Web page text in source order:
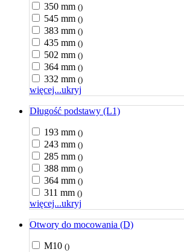
350 mm ()
545 mm ()
383 mm ()
435 mm ()
502 mm ()
364 mm ()
332 mm ()
więcej...ukryj
Długość podstawy (L1)
193 mm ()
243 mm ()
285 mm ()
388 mm ()
364 mm ()
311 mm ()
więcej...ukryj
Otwory do mocowania (D)
M10 ()